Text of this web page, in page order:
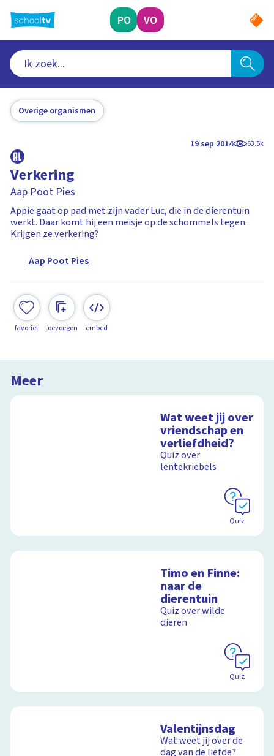
naar
hoofdinhoud
PO VO
Overige organismen
19 sep 2014 63.5k
Verkering
Aap Poot Pies
Appie gaat op pad met zijn vader Luc, die in de dierentuin
werkt. Daar komt hij een meisje op de schommels tegen.
Krijgen ze verkering?
Aap Poot Pies
favoriet toevoegen embed
Meer
Wat weet jij over
vriendschap en
verliefdheid?
Quiz over
lentekriebels
Quiz
Timo en Finne:
naar de
dierentuin
Quiz over wilde
dieren
Quiz
Valentijnsdag
Wat weet jij over de
dag van de liefde?